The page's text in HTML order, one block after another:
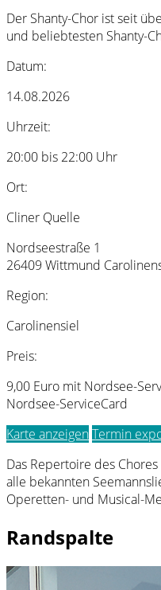
Der Shanty-Chor ist seit
und beliebtesten Shanty-
Datum:
14.08.2026
Uhrzeit:
20:00 bis 22:00 Uhr
Ort:
Cliner Quelle
Nordseestraße 1
26409 Wittmund
Region:
Carolinensiel
Preis:
9,00 Euro mit Nordsee-
Nordsee-ServiceCard
Karte anzeigenTermin
Das Repertoire des
alle bekannten
Operetten- und Musical-
Randspalte